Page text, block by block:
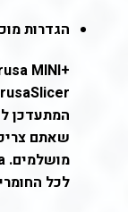
הגדרות
המתעדכן
שאתם
לכל